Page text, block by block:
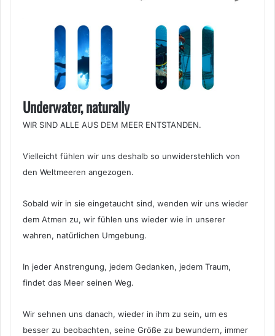
Underwater, naturally
WIR SIND ALLE AUS DEM MEER ENTSTANDEN.
Vielleicht fühlen wir uns deshalb so unwiderstehlich von
den Weltmeeren angezogen.
Sobald wir in sie eingetaucht sind, wenden wir uns wieder
dem Atmen zu, wir fühlen uns wieder wie in unserer
wahren, natürlichen Umgebung.
In jeder Anstrengung, jedem Gedanken, jedem Traum,
findet das Meer seinen Weg.
Wir sehnen uns danach, wieder in ihm zu sein, um es
besser zu beobachten, seine Größe zu bewundern, immer